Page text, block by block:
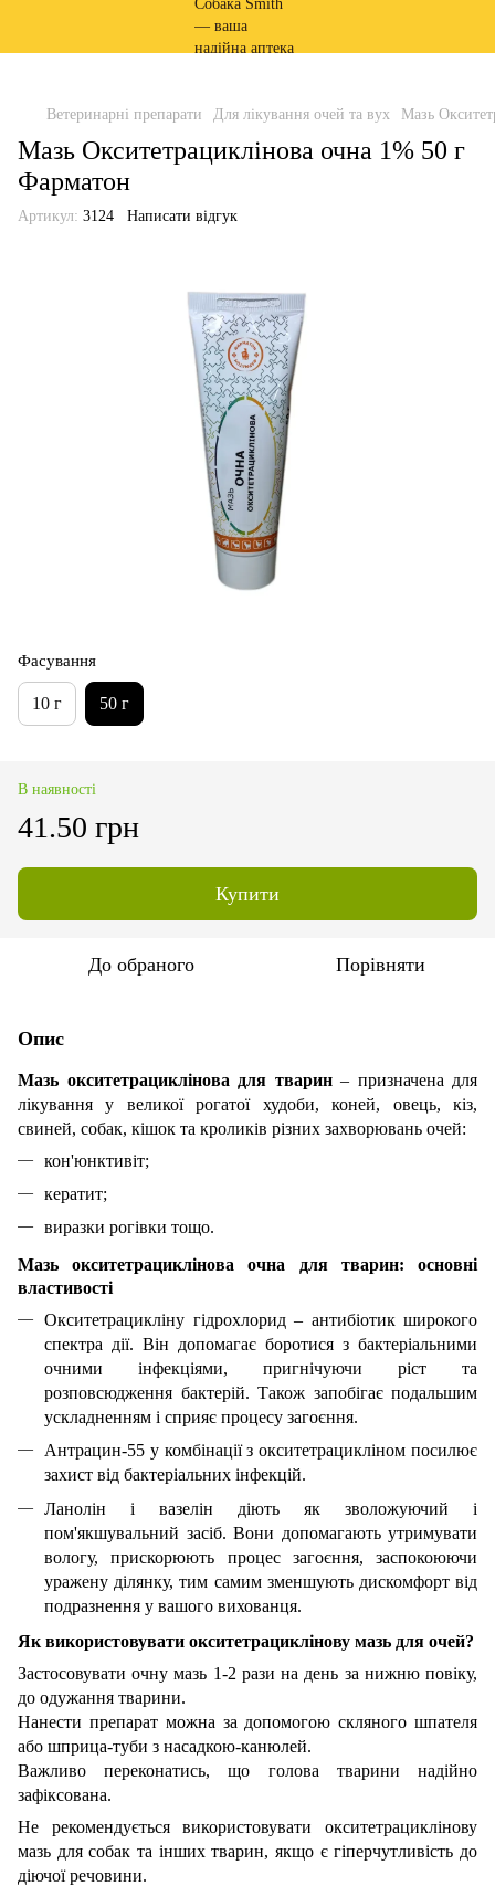
Ветеринарні препарати Для лікування очей та вух Мазь
Мазь Окситетрациклінова очна 1% 50 г
Фарматон
Артикул: 3124 Написати відгук
Фасування
10 г 50 г
В наявності
41.50 грн
Купити
До обраного Порівняти
Опис
Мазь окситетрациклінова для тварин – призначена для
лікування у великої рогатої худоби, коней, овець, кіз,
свиней, собак, кішок та кроликів різних захворювань очей:
кон'юнктивіт;
кератит;
виразки рогівки тощо.
Мазь окситетрациклінова очна для тварин: основні
властивості
Окситетрацикліну гідрохлорид – антибіотик широкого
спектра дії. Він допомагає боротися з бактеріальними
очними інфекціями, пригнічуючи ріст та
розповсюдження бактерій. Також запобігає подальшим
ускладненням і сприяє процесу загоєння.
Антрацин-55 у комбінації з окситетрацикліном посилює
захист від бактеріальних інфекцій.
Ланолін і вазелін діють як зволожуючий і
пом'якшувальний засіб. Вони допомагають утримувати
вологу, прискорюють процес загоєння, заспокоюючи
уражену ділянку, тим самим зменшують дискомфорт від
подразнення у вашого вихованця.
Як використовувати окситетрациклінову мазь для очей?
Застосовувати очну мазь 1-2 рази на день за нижню повіку,
до одужання тварини.
Нанести препарат можна за допомогою скляного шпателя
або шприца-туби з насадкою-канюлей.
Важливо переконатись, що голова тварини надійно
зафіксована.
Не рекомендується використовувати окситетрациклінову
мазь для собак та інших тварин, якщо є гіперчутливість до
діючої речовини.